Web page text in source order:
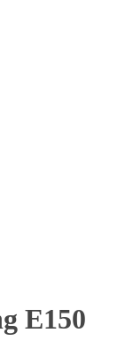
E150